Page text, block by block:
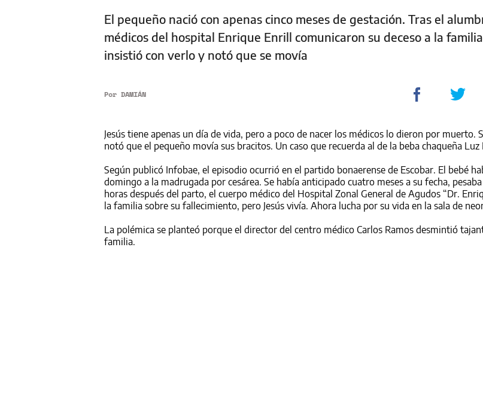
El pequeño nació con apenas cinco meses de gestación. Tras el
médicos del hospital Enrique Enrill comunicaron su deceso a la
insistió con verlo y notó que se movía
Por DAMIÁN
Jesús tiene apenas un día de vida, pero a poco de nacer los médicos lo dieron por muerto.
notó que el pequeño movía sus bracitos. Un caso que recuerda al de la beba chaqueña Luz
Según publicó Infobae, el episodio ocurrió en el partido bonaerense de Escobar. El bebé
domingo a la madrugada por cesárea. Se había anticipado cuatro meses a su fecha,
horas después del parto, el cuerpo médico del Hospital Zonal General de Agudos “Dr.
la familia sobre su fallecimiento, pero Jesús vivía. Ahora lucha por su vida en la sala de
La polémica se planteó porque el director del centro médico Carlos Ramos desmintió
familia.